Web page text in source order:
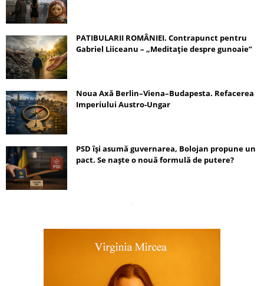
PATIBULARII ROMÂNIEI. Contrapunct pentru
Gabriel Liiceanu – „Meditație despre gunoaie”
Noua Axă Berlin–Viena–Budapesta. Refacerea
Imperiului Austro-Ungar
PSD își asumă guvernarea, Bolojan propune un
pact. Se naște o nouă formulă de putere?